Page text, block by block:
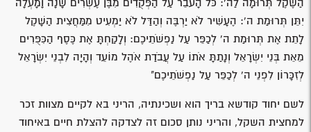
יִתֵּן תְּרוּמַת ה': הֶעָשִׁיר לֹא יַרְבֶּה וְהַדַּל לֹא יַמְעִיט מִמַּחֲצִית הַשָּׁקֶל
לָתֵת אֶת תְּרוּמַת ה' לְכַפֵּר עַל נַפְשֹׁתֵיכֶם: וְלָקַחְתָּ אֶת כֶּסֶף הַכִּפֻּרִים
מֵאֵת בְּנֵי יִשְׂרָאֵל וְנָתַתָּ אֹתוֹ עַל עֲבֹדַת אֹהֶל מוֹעֵד וְהָיָה לִבְנֵי יִשְׂרָאֵל
לְזִכָּרוֹן לִפְנֵי ה' לְכַפֵּר עַל נַפְשֹׁתֵיכֶם"
לשם יחוד קודשא בריך הוא ושכינתיה, הריני בא לקיים מצוות זכר
למחצית השקל, והריני נותן סכום זה לצדקה להצלת חיים באיחוד